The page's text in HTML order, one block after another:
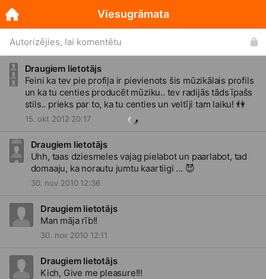
Autorizējies, lai komentētu
Draugiem lietotājs
Feini ka tev pie profiļa ir pievienots šis mūzikālais profils
un ka tu centies producēt mūziku.. tev radijās tāds īpašs
stils.. prieks par to, ka tu centies un veltīji tam laiku! 👫
15. okt 2012 20:17
Draugiem lietotājs
Uhh, taas dziesmeles vajag pielabot un paarlabot, tad
domaaju, ka norautu jumtu kaartiigi ... 😈
30. nov 2010 12:36
Draugiem lietotājs
Man māja rīb!!
30. nov 2010 12:11
Draugiem lietotājs
Kich, Give me pleasure!!!
Viesugrāmata